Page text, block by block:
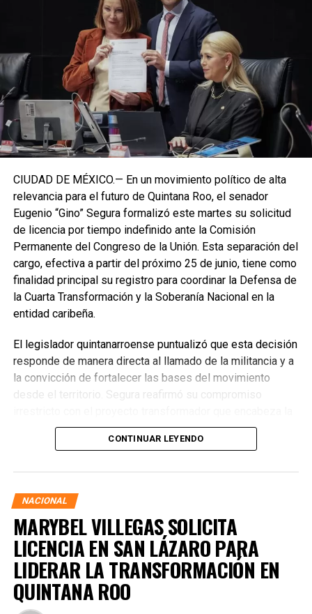
CIUDAD DE MÉXICO.— En un movimiento político de alta
relevancia para el futuro de Quintana Roo, el senador
Eugenio “Gino” Segura formalizó este martes su solicitud
de licencia por tiempo indefinido ante la Comisión
Permanente del Congreso de la Unión. Esta separación del
cargo, efectiva a partir del próximo 25 de junio, tiene como
finalidad principal su registro para coordinar la Defensa de
la Cuarta Transformación y la Soberanía Nacional en la
entidad caribeña.
El legislador quintanarroense puntualizó que esta decisión
responde de manera directa al llamado de la militancia y a
la convicción de fortalecer las bases del movimiento
desde el territorio. Segura reafirmó su compromiso
presidenta de la República, Claudia Sheinbaum Pardo,
asegurando que la consolidación del bienestar social
CONTINUAR LEYENDO
NACIONAL
MARYBEL VILLEGAS SOLICITA
LICENCIA EN SAN LÁZARO PARA
LIDERAR LA TRANSFORMACIÓN EN
QUINTANA ROO